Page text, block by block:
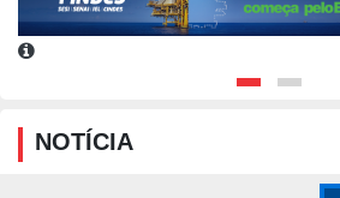
NOTÍCIA